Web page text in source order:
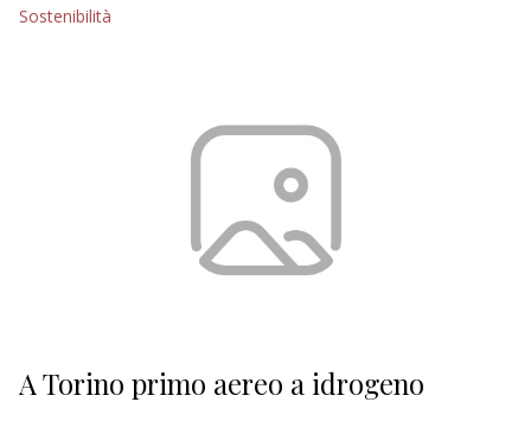
NAUTICA
Sostenibilità
A Torino primo aereo a idrogeno